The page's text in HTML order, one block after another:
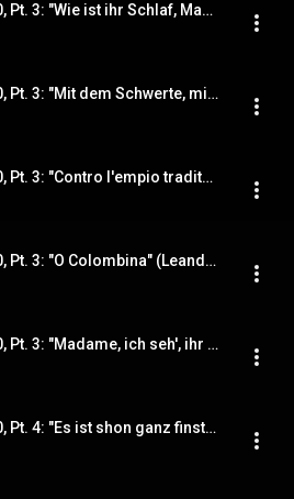
Arlecchino, Op. 50, Pt. 3: "Wie ist ihr Schlaf, Madame?" (Arlecchino, Colombina) (feat. Elaine Malbin & Kurt Gester)
Arlecchino, Op. 50, Pt. 3: "Mit dem Schwerte, mit der Laute" (Leandro, Colombina) (feat. Elaine Malbin & Murray Dickie)
Arlecchino, Op. 50, Pt. 3: "Contro l'empio traditore" (Leandro, Colombina) (feat. Elaine Malbin & Murray Dickie)
Arlecchino, Op. 50, Pt. 3: "O Colombina" (Leandro, Colombina) (feat. Elaine Malbin & Murray Dickie)
Arlecchino, Op. 50, Pt. 3: "Madame, ich seh', ihr bildet euch an meiner Schule" (Arlecchino, Leandro) (feat. Kurt Gester & Murray Dickie)
Arlecchino, Op. 50, Pt. 4: "Es ist shon ganz finster" (Dottore, Abbate, Colombina) (feat. Elaine Malbin, Fritz Ollendorff & Geraint Evans)